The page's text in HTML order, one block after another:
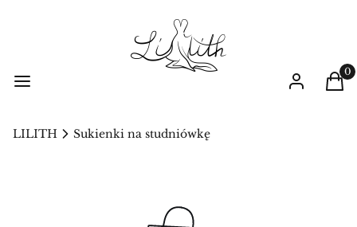
Menu Zaloguj się
LILITH Sukienki na studniówkę